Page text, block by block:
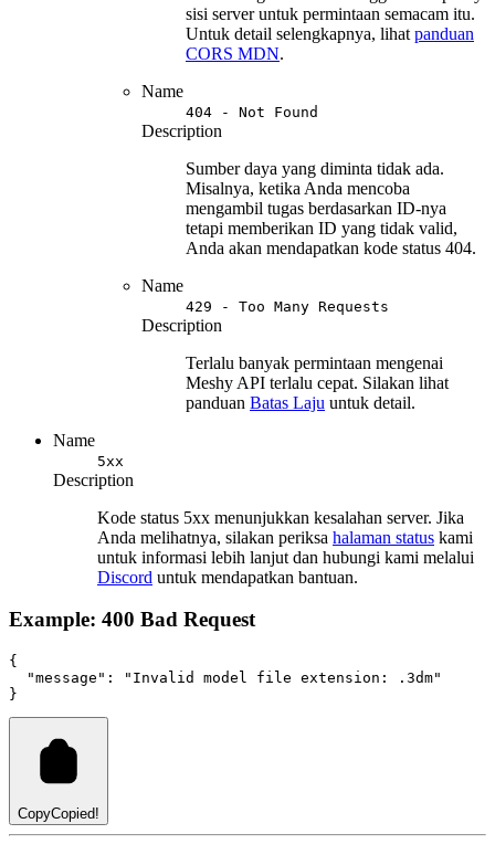
sisi server untuk permintaan semacam itu.
Untuk detail selengkapnya, lihat panduan
CORS MDN.
Name
404 - Not Found
Description
Sumber daya yang diminta tidak ada.
Misalnya, ketika Anda mencoba
mengambil tugas berdasarkan ID-nya
tetapi memberikan ID yang tidak valid,
Anda akan mendapatkan kode status 404.
Name
429 - Too Many Requests
Description
Terlalu banyak permintaan mengenai
Meshy API terlalu cepat. Silakan lihat
panduan Batas Laju untuk detail.
Name
5xx
Description
Kode status 5xx menunjukkan kesalahan server. Jika
Anda melihatnya, silakan periksa halaman status kami
untuk informasi lebih lanjut dan hubungi kami melalui
Discord untuk mendapatkan bantuan.
Example: 400 Bad Request
{
"message" :
"Invalid model file extension: .3dm"
}
CopyCopied!